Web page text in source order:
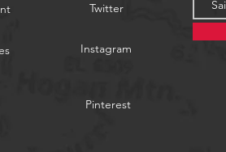
Twitter
Instagram
Pinterest